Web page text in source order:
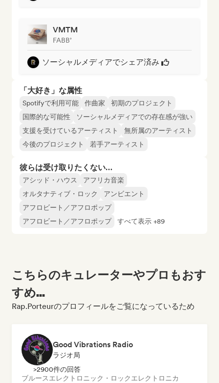
VMTM
FABB’
ソーシャルメディアでシェア済み
「大好き」な属性
Spotifyで利用可能 作曲家
初期のプロジェクト
国際的な可能性
ソーシャルメディアでの存在感が強い
支援を受けているアーティスト
無所属のアーティスト
今後のプロジェクト
若手アーティスト
彼らは受け取りたくない…
アシッド・ハウス
アフリカ音楽
オルタナティブ・ロック
アンビエント
アフロビート／アフロポップ
アフロビート／アフロポップ
すべて表示 +89
こちらのキュレーターやプロもおす
すめ...
Rap.Porteurのプロフィールをご覧になっているため
Good Vibrations Radio
ラジオ局
>2900件の回答
ブルースエレクトロニック・ロックエレクトロニカ